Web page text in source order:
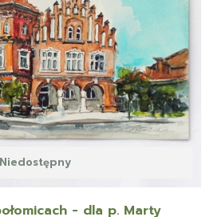
Niedostępny
- dla p. Marty